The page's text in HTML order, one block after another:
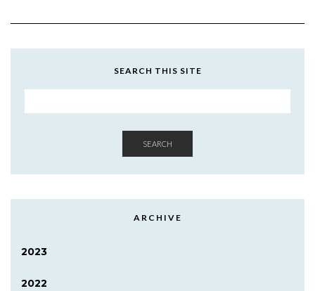
SEARCH THIS SITE
SEARCH
ARCHIVE
2023
2022